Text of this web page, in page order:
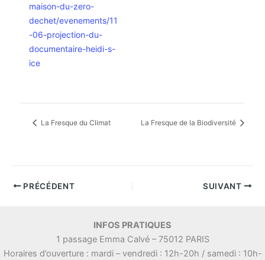
maison-du-zero-
dechet/evenements/11
-06-projection-du-
documentaire-heidi-s-
ice
La Fresque du Climat La Fresque de la Biodiversité
PRÉCÉDENT SUIVANT
INFOS PRATIQUES
1 passage Emma Calvé – 75012 PARIS
Horaires d’ouverture : mardi – vendredi : 12h-20h / samedi : 10h-